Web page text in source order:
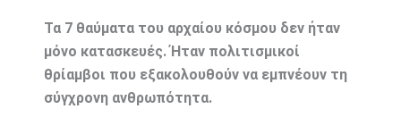
Τα 7 θαύματα του αρχαίου κόσμου δεν ήταν
μόνο κατασκευές. Ήταν πολιτισμικοί
θρίαμβοι που εξακολουθούν να εμπνέουν τη
σύγχρονη ανθρωπότητα.